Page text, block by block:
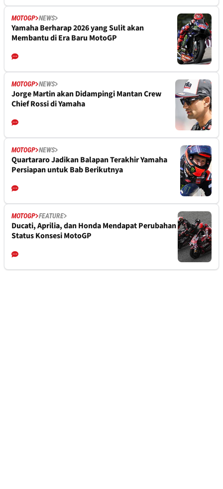
MOTOGP NEWS
Yamaha Berharap 2026 yang Sulit akan
Membantu di Era Baru MotoGP
MOTOGP NEWS
Jorge Martin akan Didampingi Mantan Crew
Chief Rossi di Yamaha
MOTOGP NEWS
Quartararo Jadikan Balapan Terakhir Yamaha
Persiapan untuk Bab Berikutnya
MOTOGP FEATURE
Ducati, Aprilia, dan Honda Mendapat Perubahan
Status Konsesi MotoGP